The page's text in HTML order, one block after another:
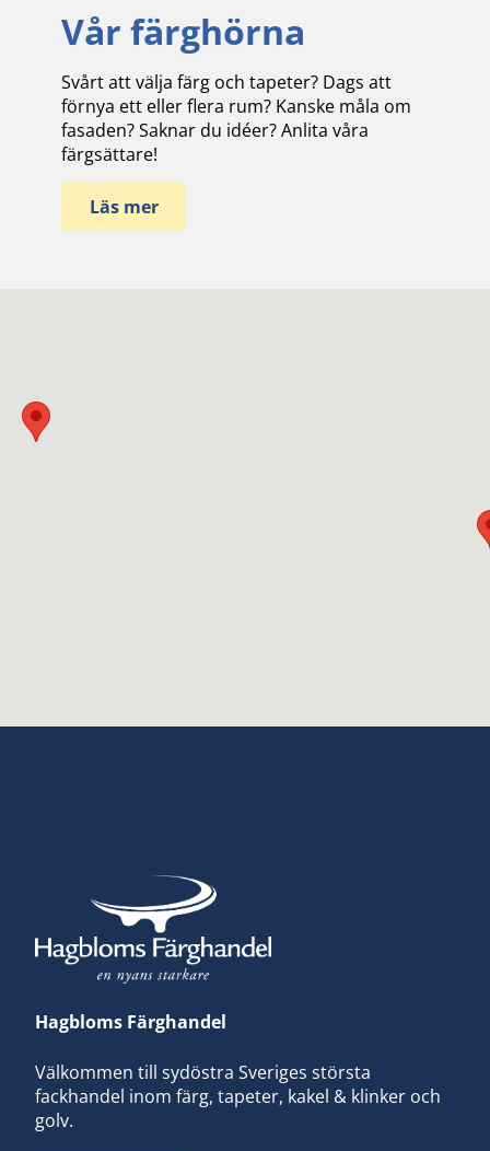
Vår färghörna
Svårt att välja färg och tapeter? Dags att
förnya ett eller flera rum? Kanske måla om
fasaden? Saknar du idéer? Anlita våra
färgsättare!
Läs mer
Hagbloms Färghandel
Välkommen till sydöstra Sveriges största
fackhandel inom färg, tapeter, kakel & klinker och
golv.